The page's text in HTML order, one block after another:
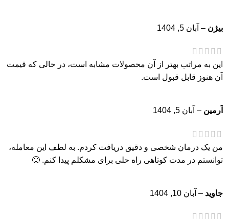
بیژن – آبان 5, 1404
این به مراتب بهتر از آن محصولات مشابه است، در حالی که قیمت
آن هنوز قابل قبول است.
آرمین – آبان 5, 1404
من یک درمان شخصی و دقیق دریافت کردم. به لطف این معامله،
توانستم در مدت کوتاهی راه حلی برای مشکلم پیدا کنم. 🙂
جاوید – آبان 10, 1404